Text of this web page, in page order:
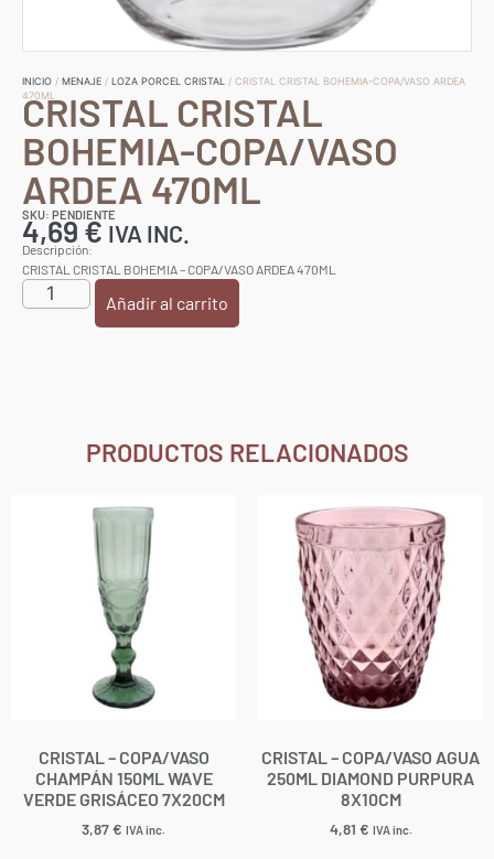
INICIO / MENAJE / LOZA PORCEL CRISTAL
/ CRISTAL CRISTAL BOHEMIA-COPA/VASO ARDEA
470ML
CRISTAL CRISTAL
BOHEMIA-COPA/VASO
ARDEA 470ML
SKU: PENDIENTE
4,69€ IVA INC.
Descripción:
CRISTAL CRISTAL BOHEMIA – COPA/VASO ARDEA 470ML
Añadir al carrito
PRODUCTOS RELACIONADOS
CRISTAL – COPA/VASO
CHAMPÁN 150ML WAVE
VERDE GRISÁCEO 7X20CM
3,87€ IVA inc.
CRISTAL – COPA/VASO AGUA
250ML DIAMOND PURPURA
8X10CM
4,81 € IVA inc.